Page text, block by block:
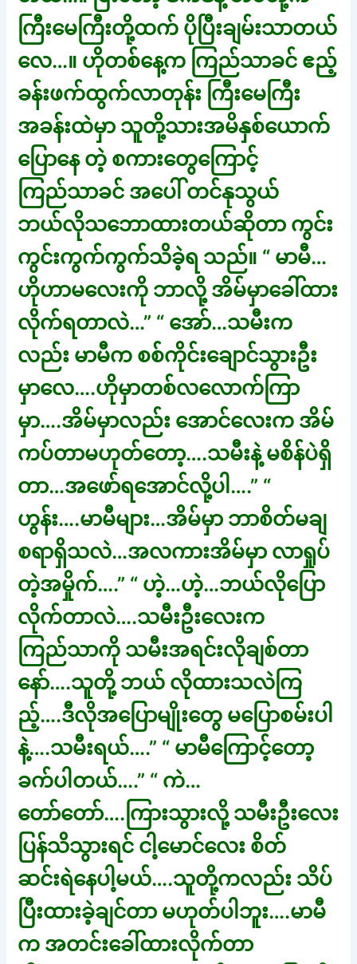
ကြီးမေကြီးတို့ထက် ပိုပြီးချမ်းသာတယ်
လေ…။ ဟိုတစ်နေ့က ကြည်သာခင် ဧည့်
ခန်းဖက်ထွက်လာတုန်း ကြီးမေကြီး
အခန်းထဲမှာ သူတို့သားအမိနှစ်ယောက်
ပြောနေ တဲ့ စကားတွေကြောင့်
ကြည်သာခင် အပေါ် တင်နုသွယ်
ဘယ်လိုသဘောထားတယ်ဆိုတာ ကွင်း
ကွင်းကွက်ကွက်သိခဲ့ရ သည်။ “ မာမီ…
ဟိုဟာမလေးကို ဘာလို့ အိမ်မှာခေါ်ထား
လိုက်ရတာလဲ…” “ အော်…သမီးက
လည်း မာမီက စစ်ကိုင်းချောင်သွားဦး
မှာလေ….ဟိုမှာတစ်လလောက်ကြာ
မှာ….အိမ်မှာလည်း အောင်လေးက အိမ်
ကပ်တာမဟုတ်တော့….သမီးနဲ့ မစိန်ပဲရှိ
တာ…အဖော်ရအောင်လို့ပါ….” “
ဟွန်း….မာမီများ…အိမ်မှာ ဘာစိတ်မချ
စရာရှိသလဲ…အလကားအိမ်မှာ လာရှုပ်
တဲ့အမှိုက်….” “ ဟဲ့…ဟဲ့…ဘယ်လိုပြော
လိုက်တာလဲ….သမီးဦးလေးက
ကြည်သာကို သမီးအရင်းလိုချစ်တာ
နော်….သူတို့ ဘယ် လိုထားသလဲကြ
ည့်….ဒီလိုအပြောမျိုးတွေ မပြောစမ်းပါ
နဲ့….သမီးရယ်….” “ မာမီကြောင့်တော့
ခက်ပါတယ်….” “ ကဲ…
တော်တော်….ကြားသွားလို့ သမီးဦးလေး
ပြန်သိသွားရင် ငါ့မောင်လေး စိတ်
ဆင်းရဲနေပါ့မယ်….သူတို့ကလည်း သိပ်
ပြီးထားခဲ့ချင်တာ မဟုတ်ပါဘူး….မာမီ
က အတင်းခေါ်ထားလိုက်တာ